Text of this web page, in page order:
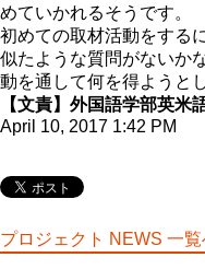
めていかれるそうです。
初めての取材活動をする
似たような質問がないか
動を通して何を得ようと
【文責】外国語学部英米
April 10, 2017 1:42 PM
プロジェクト NEWS 一覧